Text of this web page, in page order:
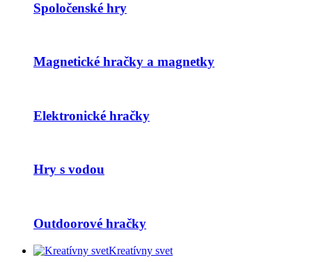
Spoločenské hry
Magnetické hračky a magnetky
Elektronické hračky
Hry s vodou
Outdoorové hračky
Kreatívny svet